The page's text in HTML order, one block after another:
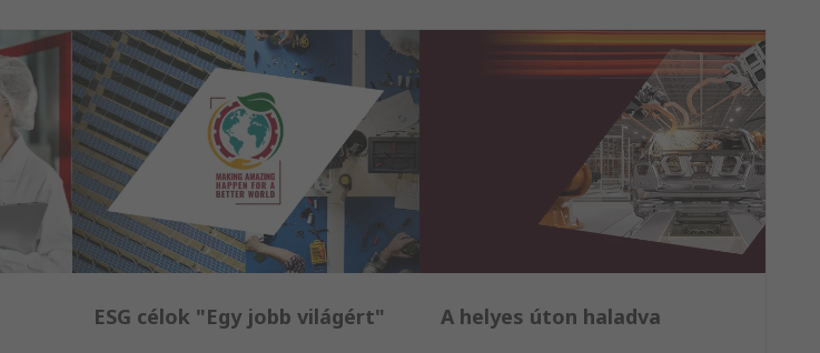
ESG célok "Egy jobb világért" A helyes úton haladva